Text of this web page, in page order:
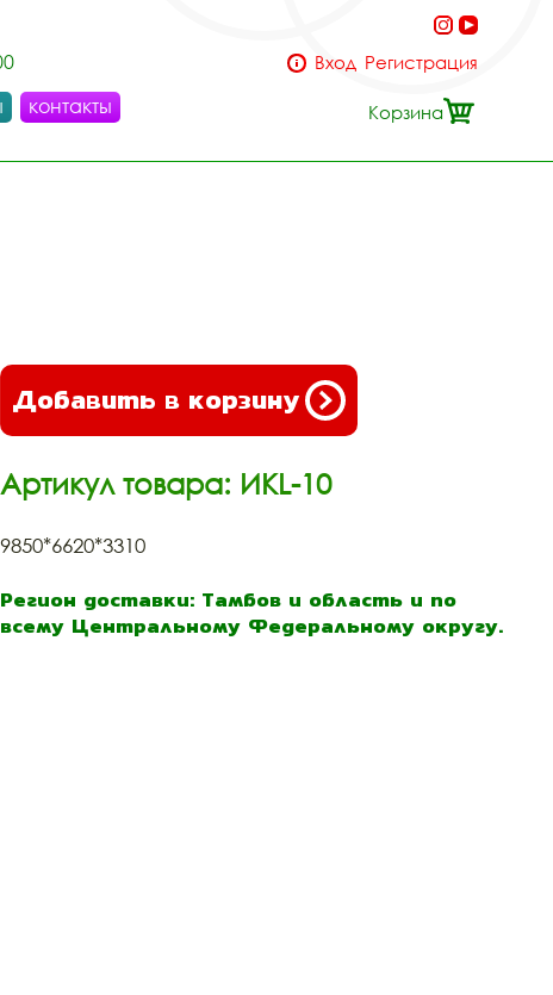
контакты
Вход Регистрация
Корзина
Добавить в корзину
Артикул товара: ИКL-10
9850*6620*3310
Регион доставки: Тамбов и область и по
всему Центральному Федеральному округу.